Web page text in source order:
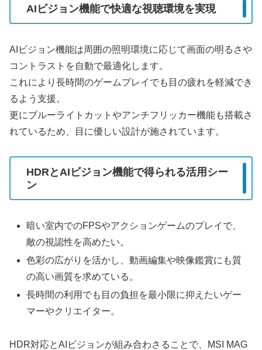
AIビジョン機能で快適な視聴環境を実現
AIビジョン機能は周囲の照明環境に応じて画面の明るさや
コントラストを自動で最適化します。
これにより長時間のゲームプレイでも目の疲れを軽減でき
るよう支援。
更にブルーライトカットやアンチフリッカー機能も搭載さ
れているため、目に優しい設計が施されています。
HDRとAIビジョン機能で得られる活用シー
ン
暗い室内でのFPSやアクションゲームのプレイで、
敵の視認性を高めたい。
色彩の広がりを活かし、動画編集や映像鑑賞にも質
の高い画質を求めている。
長時間の利用でも目の負担を最小限に抑えたいゲー
マーやクリエイター。
HDR対応とAIビジョンが組み合わさることで、MSI MAG